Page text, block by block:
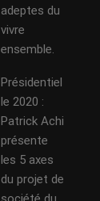
adeptes du
vivre
ensemble.
Présidentiel
le 2020 :
Patrick Achi
présente
les 5 axes
du projet de